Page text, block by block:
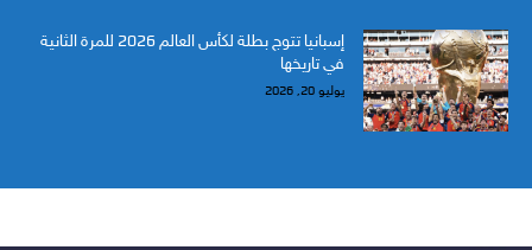
إسبانيا تتوج بطلة لكأس العالم 2026 للمرة الثانية
في تاريخها
يوليو 20, 2026